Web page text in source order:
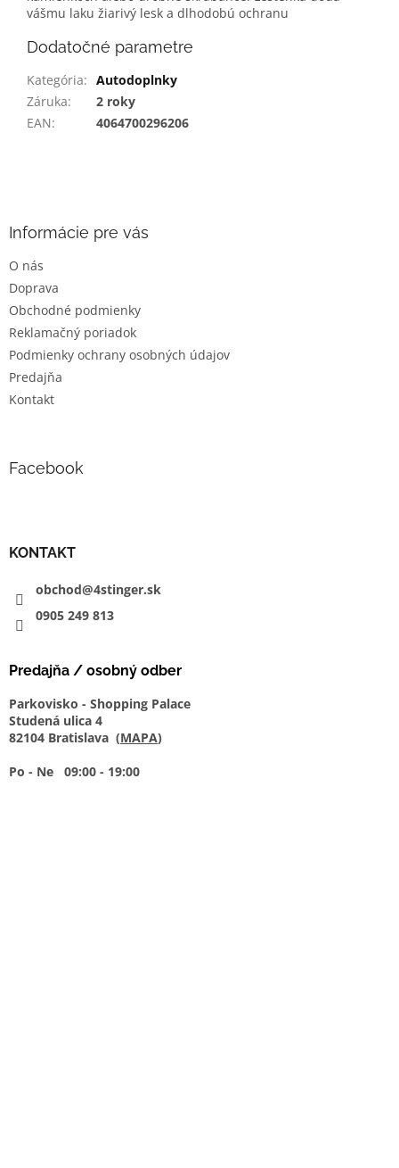
vášmu laku žiarivý lesk a dlhodobú ochranu
Dodatočné parametre
Kategória: Autodoplnky
Záruka:
2 roky
EAN: 4064700296206
Informácie pre vás
O nás
Doprava
Obchodné podmienky
Reklamačný poriadok
Podmienky ochrany osobných údajov
Predajňa
Kontakt
Facebook
KONTAKT
obchod@4stinger.sk
0905 249 813
Predajňa / osobný odber
Parkovisko - Shopping Palace
Studená ulica 4
82104 Bratislava (MAPA)
Po - Ne 09:00 - 19:00